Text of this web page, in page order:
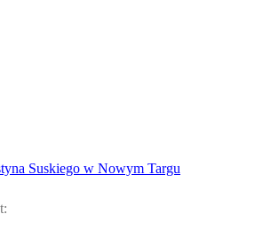
Suskiego w Nowym Targu